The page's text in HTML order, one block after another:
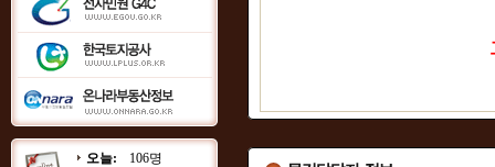
오늘:
106명